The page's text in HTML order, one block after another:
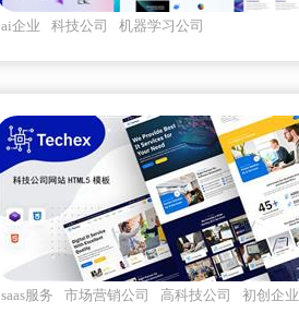
ai企业 科技公司
机器学习公司
saas服务 市场营销公司 高科技公司
初创企业